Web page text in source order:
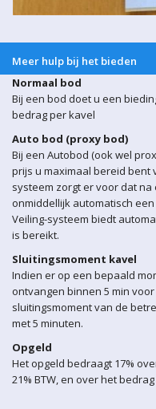
Meer hulp bij het bieden
Normaal bod
Bij een bod doet u een
bedrag per kavel
Auto bod (proxy bod)
Bij een Autobod (ook wel
prijs u maximaal bereid bent
systeem zorgt er voor dat
onmiddellijk automatisch
Veiling-systeem biedt
is bereikt.
Sluitingsmoment kavel
Indien er op een bepaald
ontvangen binnen 5 min
sluitingsmoment van de
met 5 minuten.
Opgeld
Het opgeld bedraagt 17%
21% BTW, en over het